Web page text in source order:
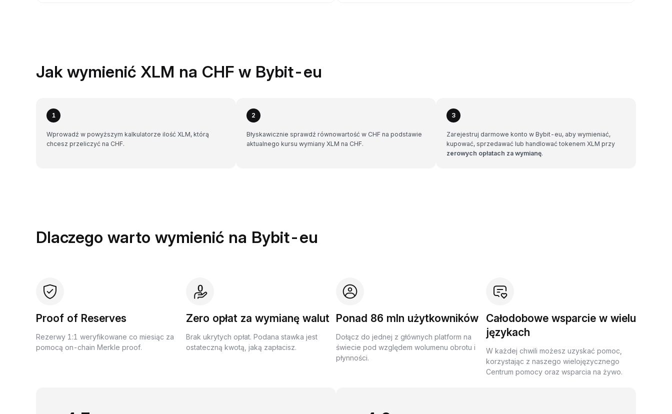
Jak wymienić XLM na CHF w Bybit-eu
1
Wprowadź w powyższym kalkulatorze ilość XLM, którą
chcesz przeliczyć na CHF.
2
Błyskawicznie sprawdź równowartość w CHF na podstawie
aktualnego kursu wymiany XLM na CHF.
3
Zarejestruj darmowe konto w Bybit-eu, aby wymieniać,
kupować, sprzedawać lub handlować tokenem XLM przy
zerowych opłatach za wymianę.
Dlaczego warto wymienić na Bybit-eu
Proof of Reserves
Rezerwy 1:1 weryfikowane co miesiąc za
pomocą on-chain Merkle proof.
Zero opłat za wymianę walut
Brak ukrytych opłat. Podana stawka jest
ostateczną kwotą, jaką zapłacisz.
Ponad 86 mln użytkowników
Dołącz do jednej z głównych platform na
świecie pod względem wolumenu obrotu i
płynności.
Całodobowe wsparcie w wielu
językach
W każdej chwili możesz uzyskać pomoc,
korzystając z naszego wielojęzycznego
Centrum pomocy oraz wsparcia na żywo.